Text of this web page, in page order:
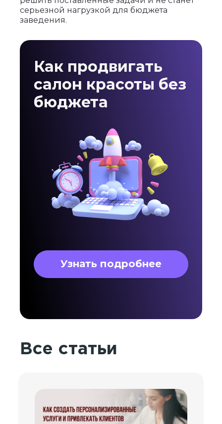
серьезной нагрузкой для бюджета
заведения.
Как продвигать
салон красоты без
бюджета
Узнать подробнее
Все статьи